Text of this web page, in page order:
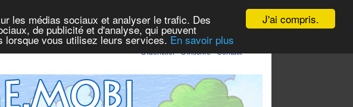
J'ai compris.
les médias sociaux et analyser le trafic. Des
de publicité et d'analyse, qui peuvent
lorsque vous utilisez leurs services. En savoir plus
S'identifier -S'inscrire -Contact